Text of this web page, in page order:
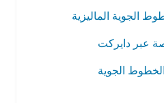
الماليزية
دايركت
الجوية